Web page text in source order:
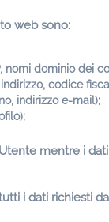
web sono:
nomi dominio dei
codice
indirizzo e-mail);
mentre i
i dati richiesti